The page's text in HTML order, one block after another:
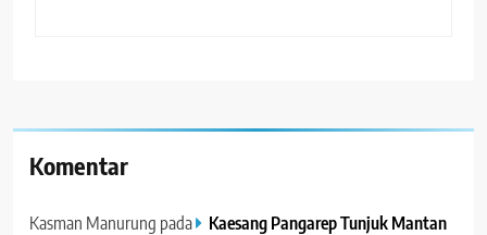
Komentar
Kasman Manurung pada
Kaesang Pangarep Tunjuk Mantan